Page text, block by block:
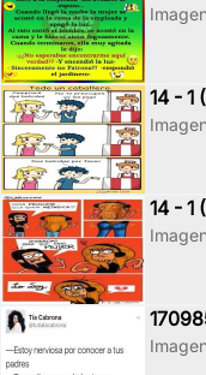
14 - 1
14 - 1